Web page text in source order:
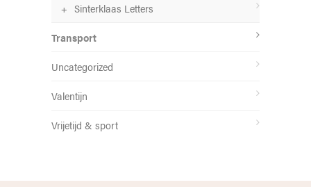
Sinterklaas Letters
Transport
Uncategorized
Valentijn
Vrijetijd & sport